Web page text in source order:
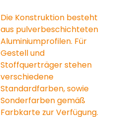
Die Konstruktion besteht
aus pulverbeschichteten
Aluminiumprofilen. Für
Gestell und
Stoffquerträger stehen
verschiedene
Standardfarben, sowie
Sonderfarben gemäß
Farbkarte zur Verfügung.